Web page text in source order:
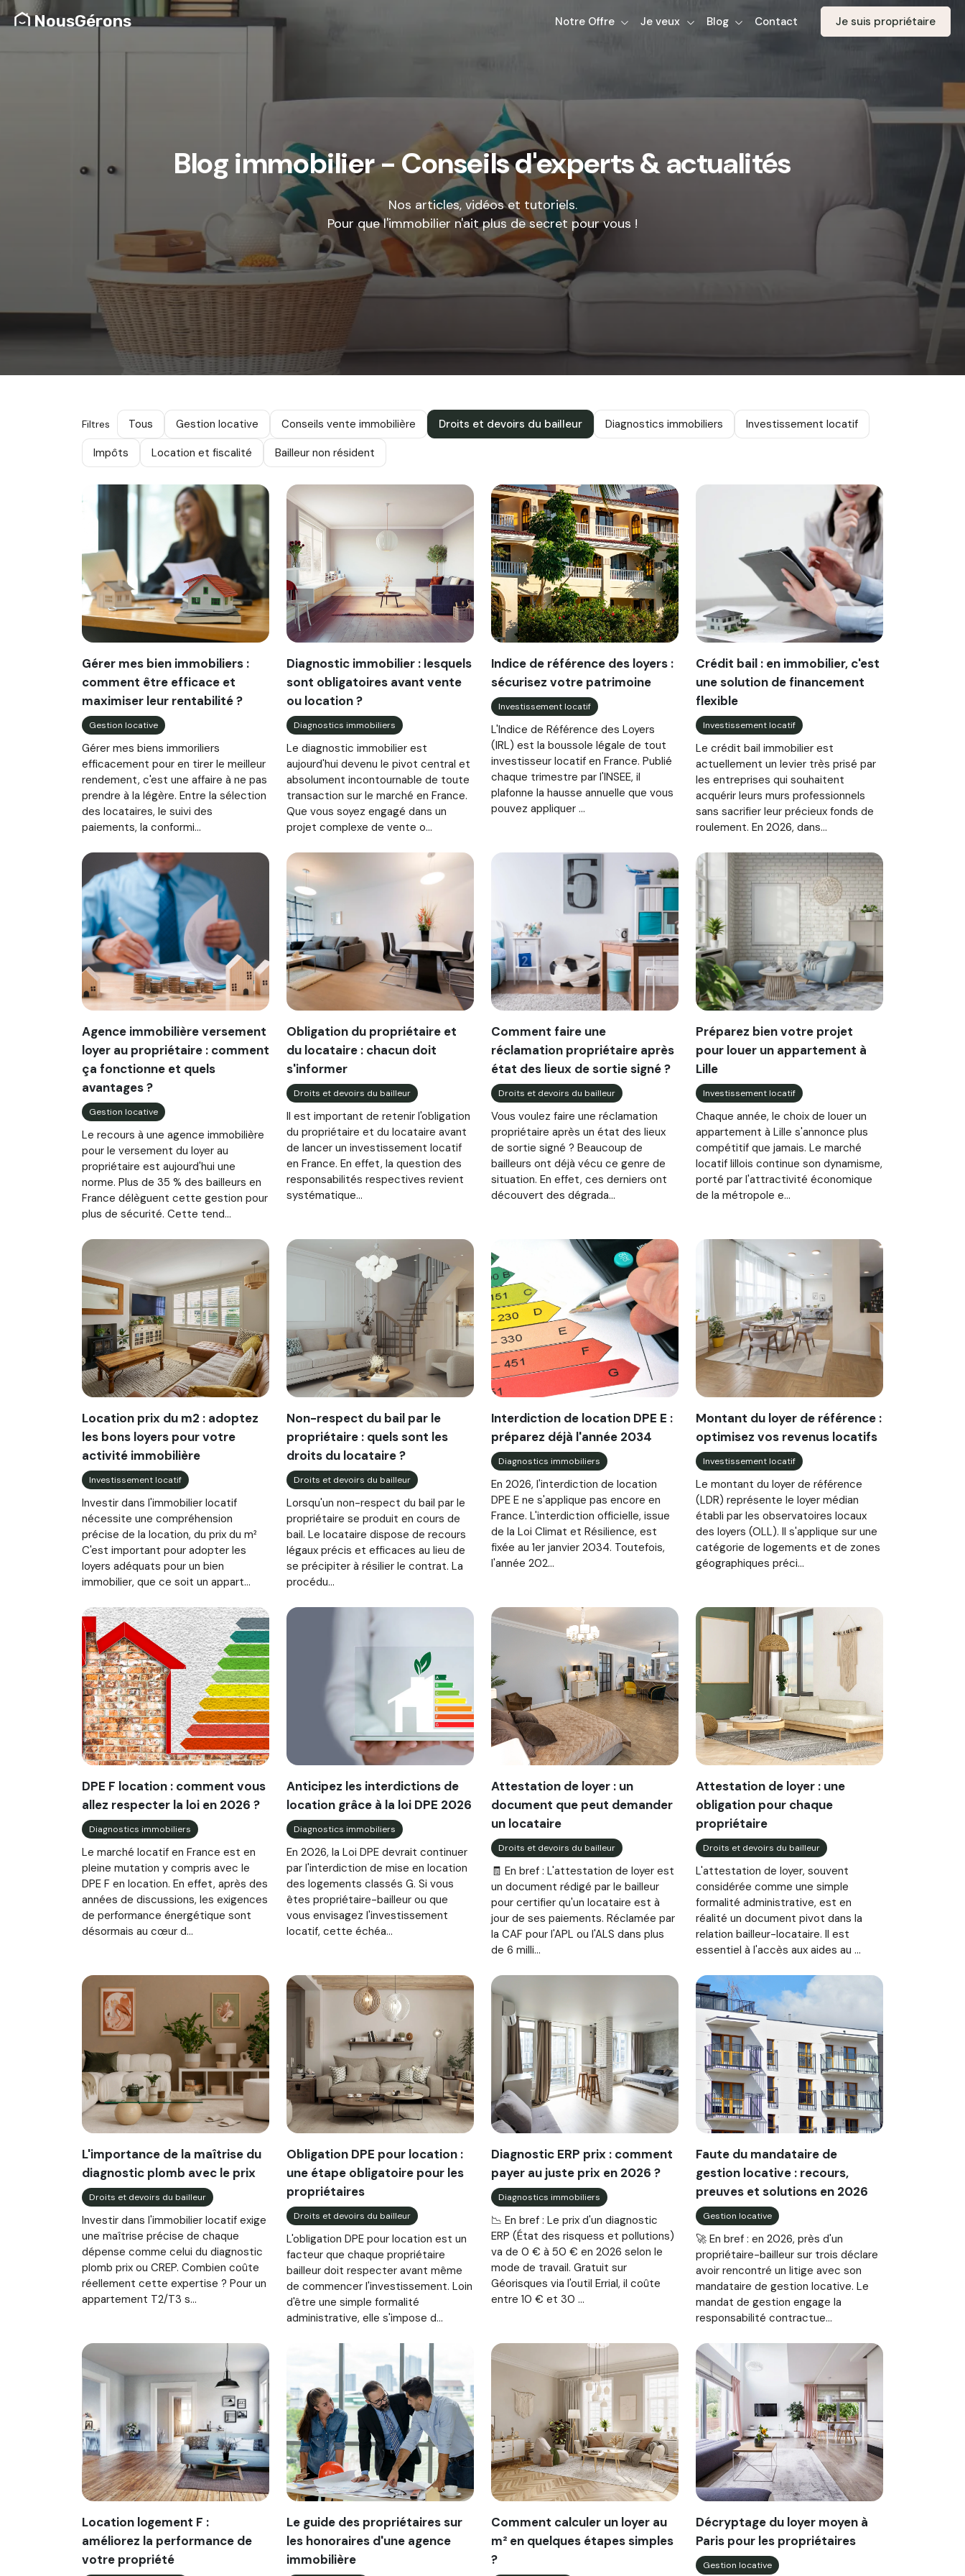
NousGérons Notre Offre Je veux Blog Contact Je suis propriétaire
Blog immobilier - Conseils d'experts & actualités
Nos articles, vidéos et tutoriels.
Pour que l'immobilier n'ait plus de secret pour vous !
Filtres Tous Gestion locative Conseils vente immobilière Droits et devoirs du bailleur Diagnostics immobiliers
Investissement locatif
Impôts
Location et fiscalité Bailleur non résident
Gérer mes bien immobiliers :
comment être efficace et
maximiser leur rentabilité ?
Gestion locative
Gérer mes biens immoriliers
efficacement pour en tirer le meilleur
rendement, c'est une affaire à ne pas
prendre à la légère. Entre la sélection
des locataires, le suivi des
paiements, la conformi...
Diagnostic immobilier : lesquels
sont obligatoires avant vente
ou location ?
Diagnostics immobiliers
Le diagnostic immobilier est
aujourd'hui devenu le pivot central et
absolument incontournable de toute
transaction sur le marché en France.
Que vous soyez engagé dans un
projet complexe de vente o...
Indice de référence des loyers :
sécurisez votre patrimoine
Investissement locatif
L'Indice de Référence des Loyers
(IRL) est la boussole légale de tout
investisseur locatif en France. Publié
chaque trimestre par l'INSEE, il
plafonne la hausse annuelle que vous
pouvez appliquer ...
Crédit bail : en immobilier, c'est
une solution de financement
flexible
Investissement locatif
Le crédit bail immobilier est
actuellement un levier très prisé par
les entreprises qui souhaitent
acquérir leurs murs professionnels
sans sacrifier leur précieux fonds de
roulement. En 2026, dans...
Agence immobilière versement
loyer au propriétaire : comment
ça fonctionne et quels
avantages ?
Gestion locative
Le recours à une agence immobilière
pour le versement du loyer au
propriétaire est aujourd'hui une
norme. Plus de 35 % des bailleurs en
France délèguent cette gestion pour
plus de sécurité. Cette tend...
Obligation du propriétaire et
du locataire : chacun doit
s'informer
Droits et devoirs du bailleur
Il est important de retenir l'obligation
du propriétaire et du locataire avant
de lancer un investissement locatif
en France. En effet, la question des
responsabilités respectives revient
systématique...
Comment faire une
réclamation propriétaire après
état des lieux de sortie signé ?
Droits et devoirs du bailleur
Vous voulez faire une réclamation
propriétaire après un état des lieux
de sortie signé ? Beaucoup de
bailleurs ont déjà vécu ce genre de
situation. En effet, ces derniers ont
découvert des dégrada...
Préparez bien votre projet
pour louer un appartement à
Lille
Investissement locatif
Chaque année, le choix de louer un
appartement à Lille s'annonce plus
compétitif que jamais. Le marché
locatif lillois continue son dynamisme,
porté par l'attractivité économique
de la métropole e...
Location prix du m2 : adoptez
les bons loyers pour votre
activité immobilière
Investissement locatif
Investir dans l'immobilier locatif
nécessite une compréhension
précise de la location, du prix du m²
C'est important pour adopter les
loyers adéquats pour un bien
immobilier, que ce soit un appart...
Non-respect du bail par le
propriétaire : quels sont les
droits du locataire ?
Droits et devoirs du bailleur
Lorsqu'un non-respect du bail par le
propriétaire se produit en cours de
bail. Le locataire dispose de recours
légaux précis et efficaces au lieu de
se précipiter à résilier le contrat. La
procédu...
Interdiction de location DPE E :
préparez déjà l'année 2034
Diagnostics immobiliers
En 2026, l'interdiction de location
DPE E ne s'applique pas encore en
France. L'interdiction officielle, issue
de la Loi Climat et Résilience, est
fixée au 1er janvier 2034. Toutefois,
l'année 202...
Montant du loyer de référence :
optimisez vos revenus locatifs
Investissement locatif
Le montant du loyer de référence
(LDR) représente le loyer médian
établi par les observatoires locaux
des loyers (OLL). Il s'applique sur une
catégorie de logements et de zones
géographiques préci...
DPE F location : comment vous
allez respecter la loi en 2026 ?
Diagnostics immobiliers
Le marché locatif en France est en
pleine mutation y compris avec le
DPE F en location. En effet, après des
années de discussions, les exigences
de performance énergétique sont
désormais au cœur d...
Anticipez les interdictions de
location grâce à la loi DPE 2026
Diagnostics immobiliers
En 2026, la Loi DPE devrait continuer
par l'interdiction de mise en location
des logements classés G. Si vous
êtes propriétaire-bailleur ou que
vous envisagez l'investissement
locatif, cette échéa...
Attestation de loyer : un
document que peut demander
un locataire
Droits et devoirs du bailleur
🧾 En bref : L'attestation de loyer est
un document rédigé par le bailleur
pour certifier qu'un locataire est à
jour de ses paiements. Réclamée par
la CAF pour l'APL ou l'ALS dans plus
de 6 milli...
Attestation de loyer : une
obligation pour chaque
propriétaire
Droits et devoirs du bailleur
L'attestation de loyer, souvent
considérée comme une simple
formalité administrative, est en
réalité un document pivot dans la
relation bailleur-locataire. Il est
essentiel à l'accès aux aides au ...
L'importance de la maîtrise du
diagnostic plomb avec le prix
Droits et devoirs du bailleur
Investir dans l'immobilier locatif exige
une maîtrise précise de chaque
dépense comme celui du diagnostic
plomb prix ou CREP. Combien coûte
réellement cette expertise ? Pour un
appartement T2/T3 s...
Obligation DPE pour location :
une étape obligatoire pour les
propriétaires
Droits et devoirs du bailleur
L'obligation DPE pour location est un
facteur que chaque propriétaire
bailleur doit respecter avant même
de commencer l'investissement. Loin
d'être une simple formalité
administrative, elle s'impose d...
Diagnostic ERP prix : comment
payer au juste prix en 2026 ?
Diagnostics immobiliers
📉 En bref : Le prix d'un diagnostic
ERP (État des risquess et pollutions)
va de 0 € à 50 € en 2026 selon le
mode de travail. Gratuit sur
Géorisques via l'outil Errial, il coûte
entre 10 € et 30 ...
Faute du mandataire de
gestion locative : recours,
preuves et solutions en 2026
Gestion locative
🚀 En bref : en 2026, près d'un
propriétaire-bailleur sur trois déclare
avoir rencontré un litige avec son
mandataire de gestion locative. Le
mandat de gestion engage la
responsabilité contractue...
Location logement F :
améliorez la performance de
votre propriété
Le guide des propriétaires sur
les honoraires d'une agence
immobilière
Comment calculer un loyer au
m² en quelques étapes simples
?
Décryptage du loyer moyen à
Paris pour les propriétaires
Gestion locative